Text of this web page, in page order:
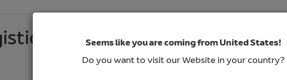
colabora en la lucha contra
Seems like you are coming from United States!
Do you want to visit our Website in your country?